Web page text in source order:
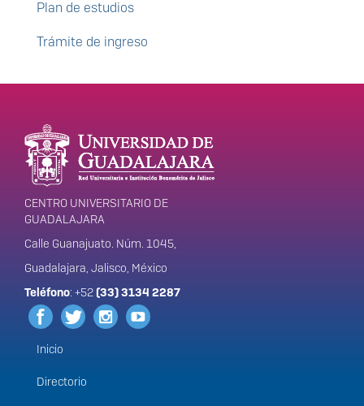
Plan de estudios
Trámite de ingreso
Enlaces de interés
Información del
portal
CENTRO UNIVERSITARIO DE
GUADALAJARA
Calle Guanajuato. Núm. 1045,
Guadalajara, Jalisco, México
Teléfono: +52(33) 3134 2287
Menú
principal
Inicio
Directorio